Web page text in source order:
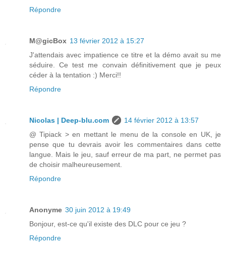
Répondre
M@gicBox 13 février 2012 à 15:27
J'attendais avec impatience ce titre et la démo avait su me
séduire. Ce test me convain définitivement que je peux
céder à la tentation :) Merci!!
Répondre
Nicolas | Deep-blu.com
14 février 2012 à 13:57
@ Tipiack > en mettant le menu de la console en UK, je
pense que tu devrais avoir les commentaires dans cette
langue. Mais le jeu, sauf erreur de ma part, ne permet pas
de choisir malheureusement.
Répondre
Anonyme 30 juin 2012 à 19:49
Bonjour, est-ce qu'il existe des DLC pour ce jeu ?
Répondre